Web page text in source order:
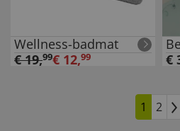
Wellness-badmat
€19,99€ 12,99
€
1 2